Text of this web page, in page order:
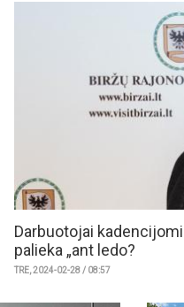
Darbuotojai
palieka „ant ledo?
TRE, 2024-02-28 / 08:57